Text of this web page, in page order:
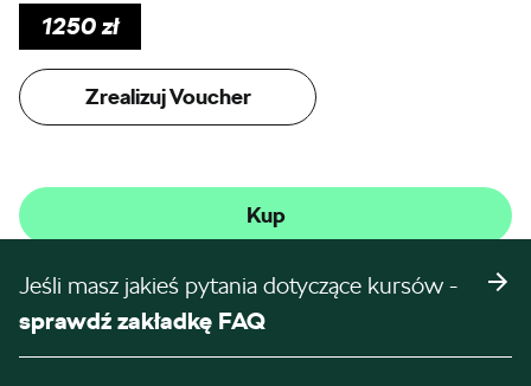
1250zł
Zrealizuj Voucher
Kup
Jeśli masz jakieś pytania dotyczące kursów -
sprawdź zakładkę FAQ